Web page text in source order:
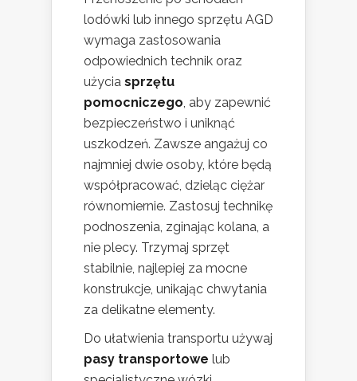
lodówki lub innego sprzętu AGD
wymaga zastosowania
odpowiednich technik oraz
użycia sprzętu
pomocniczego, aby zapewnić
bezpieczeństwo i uniknąć
uszkodzeń. Zawsze angażuj co
najmniej dwie osoby, które będą
współpracować, dzieląc ciężar
równomiernie. Zastosuj technikę
podnoszenia, zginając kolana, a
nie plecy. Trzymaj sprzęt
stabilnie, najlepiej za mocne
konstrukcje, unikając chwytania
za delikatne elementy.
Do ułatwienia transportu używaj
pasy transportowe lub